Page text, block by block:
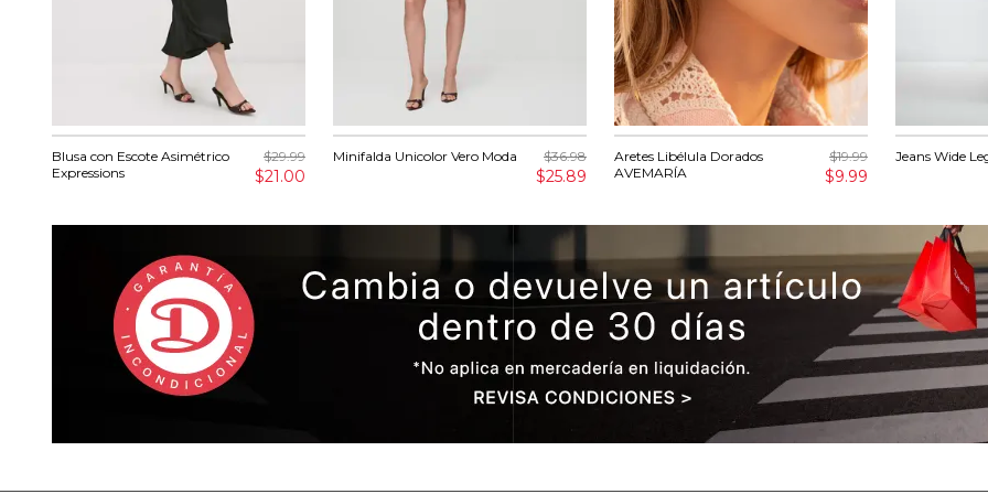
Blusa con Escote Asimétrico
Expressions
$29.99
$21.00
Minifalda Unicolor Vero Moda $36.98
$25.89
Aretes Libélula Dorados
AVEMARÍA
$19.99
$9.99
Jeans Wide